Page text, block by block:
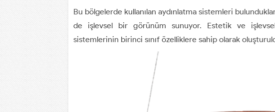
Bu bölgelerde kullanılan aydınlatma sistemleri
de işlevsel bir görünüm sunuyor. Estetik ve
sistemlerinin birinci sınıf özelliklere sahip olarak